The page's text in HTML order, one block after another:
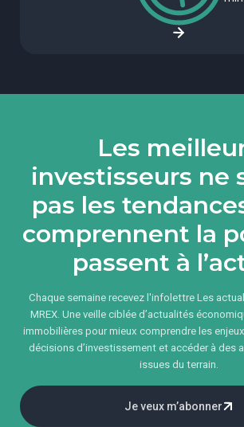
Les
investisseurs ne
pas les
comprennent la
passent à
Chaque semaine recevez l'infolettre Les
MREX. Une veille ciblée d’actualités
immobilières pour mieux comprendre les
décisions d’investissement et accéder à des
issues du terrain.
Je veux m’abonner